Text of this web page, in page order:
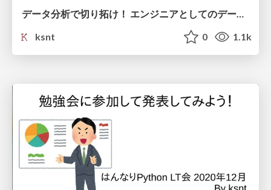
データ分析で切り拓け！ エンジニアとしてのデータ分析職キャリア戦略
ksnt
0 1.1k